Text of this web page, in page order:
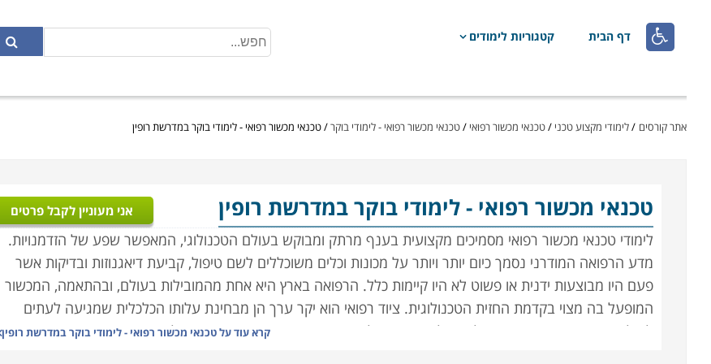
 דף הבית קטגוריות לימודים
אתר קורסים /לימודי מקצוע טכני /טכנאי מכשור רפואי /טכנאי מכשור רפואי - לימודי בוקר/טכנאי מכשור רפואי - לימודי בוקר במדרשת רופין
טכנאי מכשור רפואי- לימודי בוקר במדרשת רופין אני מעוניין לקבל פרטים
לימודי טכנאי מכשור רפואי מסמיכים מקצועית בענף מרתק ומבוקש בעולם הטכנולוגי, המאפשר שפע של הזדמנויות.
מדע הרפואה המודרני נסמך כיום יותר ויותר על מכונות וכלים משוכללים לשם טיפול, קביעת דיאגנוזות ובדיקות אשר
פעם היו מבוצעות ידנית או פשוט לא היו קיימות כלל. הרפואה בארץ היא אחת מהמובילות בעולם, ובהתאמה, המכשור
המופעל בה מצוי בקדמת החזית הטכנולוגית. ציוד רפואי הוא יקר ערך הן מבחינת עלותו הכלכלית שמגיעה לעתים
למיליונים, והן מבחינת חיוניותו לתפעולן השוטף של המערכות המורכבות בהן הוא פועל.
קרא עוד עלטכנאי מכשור רפואי - לימודי בוקר במדרשת רופין